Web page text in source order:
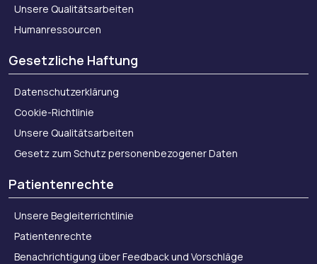
Unsere Qualitätsarbeiten
Humanressourcen
Gesetzliche Haftung
Datenschutzerklärung
Cookie-Richtlinie
Unsere Qualitätsarbeiten
Gesetz zum Schutz personenbezogener Daten
Patientenrechte
Unsere Begleiterrichtlinie
Patientenrechte
Benachrichtigung über Feedback und Vorschläge